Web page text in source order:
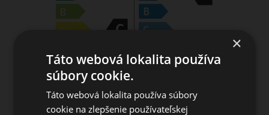
×
Táto webová lokalita používa
súbory cookie.
Táto webová lokalita používa súbory
cookie na zlepšenie používateľskej